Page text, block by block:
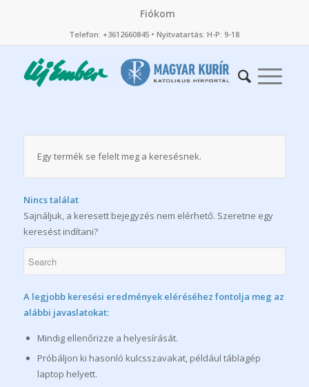
Fiókom
Telefon: +3612660845 • Nyitvatartás: H-P: 9-18
Egy termék se felelt meg a keresésnek.
Nincs találat
Sajnáljuk, a keresett bejegyzés nem elérhető. Szeretne egy
keresést indítani?
A legjobb keresési eredmények eléréséhez fontolja meg az
alábbi javaslatokat:
Mindig ellenőrizze a helyesírását.
Próbáljon ki hasonló kulcsszavakat, például táblagép
laptop helyett.